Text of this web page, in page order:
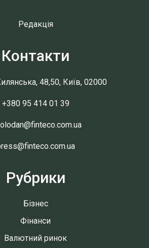
Редакція
Контакти
48,50, Київ, 02000
+380 95 414 01 39
Рубрики
Бізнес
Фінанси
Валютний ринок